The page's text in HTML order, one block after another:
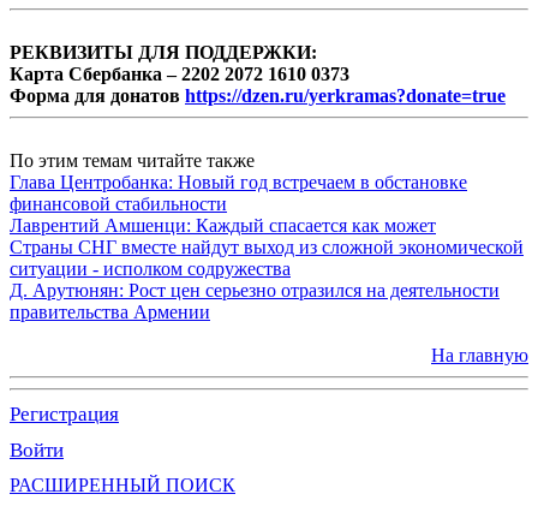
РЕКВИЗИТЫ ДЛЯ ПОДДЕРЖКИ:
Карта Сбербанка – 2202 2072 1610 0373
Форма для донатов https://dzen.ru/yerkramas?donate=true
По этим темам читайте также
Глава Центробанка: Новый год встречаем в обстановке
финансовой стабильности
Лаврентий Амшенци: Каждый спасается как может
Страны СНГ вместе найдут выход из сложной экономической
ситуации - исполком содружества
Д. Арутюнян: Рост цен серьезно отразился на деятельности
правительства Армении
На главную
Регистрация
Войти
РАСШИРЕННЫЙ ПОИСК